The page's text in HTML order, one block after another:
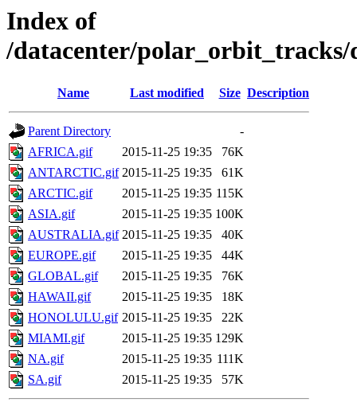
Index of
/datacenter/polar_orbit_tracks/
Name Last modified Size Description
Parent Directory
-
AFRICA.gif
2015-11-25 19:35
76K
ANTARCTIC.gif 2015-11-25 19:35
61K
ARCTIC.gif
2015-11-25 19:35 115K
ASIA.gif
2015-11-25 19:35 100K
AUSTRALIA.gif 2015-11-25 19:35
40K
EUROPE.gif
2015-11-25 19:35
44K
GLOBAL.gif
2015-11-25 19:35
76K
HAWAII.gif
2015-11-25 19:35
18K
HONOLULU.gif 2015-11-25 19:35
22K
MIAMI.gif
2015-11-25 19:35 129K
NA.gif
2015-11-25 19:35 111K
SA.gif
2015-11-25 19:35 57K